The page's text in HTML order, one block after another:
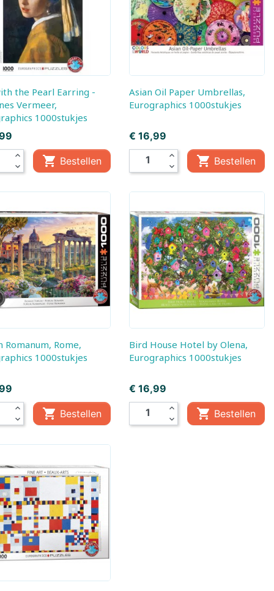
Vermeer,
1000stukjes
expand_less
expand_more
 Bestellen
Asian Oil Paper Umbrellas,
Eurographics 1000stukjes
Prijs
€ 16,99
expand_less
expand_more
 Bestellen
1000stukjes
expand_less
expand_more
 Bestellen
Bird House Hotel by Olena,
Eurographics 1000stukjes
Prijs
€ 16,99
expand_less
expand_more
 Bestellen